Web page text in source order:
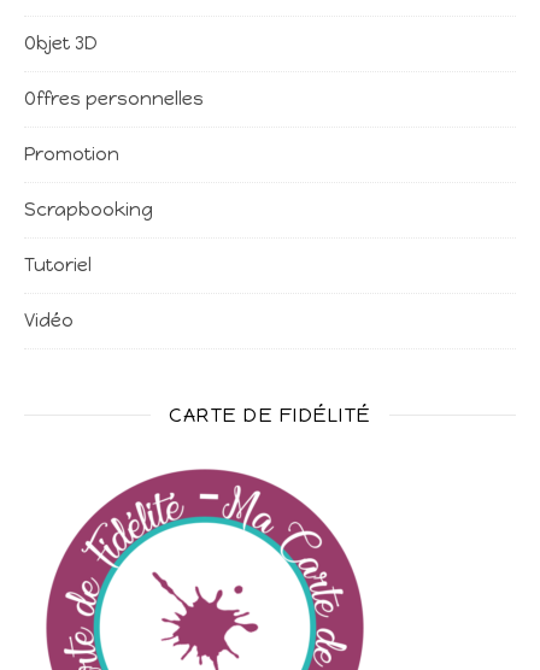
Objet 3D
Offres personnelles
Promotion
Scrapbooking
Tutoriel
Vidéo
CARTE DE FIDÉLITÉ